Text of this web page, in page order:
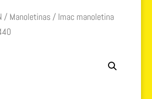
/ Manoletinas/ Imac manoletina